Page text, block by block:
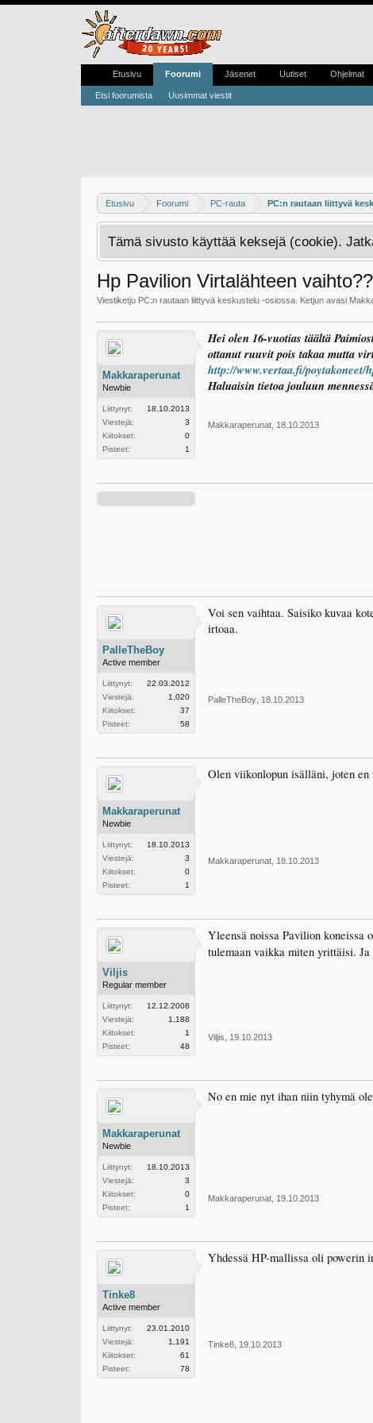
Etusivu Foorumi PC-rauta PC:n rautaan liittyvä
Tämä sivusto käyttää keksejä (cookie).
Hp Pavilion Virtalähteen vaihto??
Viestiketju PC:n rautaan liittyvä keskustelu -osiossa. Ketjun avasi
Makkaraperunat
Newbie
Liittynyt:
18.10.2013
Viestejä:
3
Kiitokset:
0
Pisteet:
1
Hei olen 16-vuotias täältä
ottanut ruuvit pois takaa mutta
http://www.vertaa.fi/poytakoneet/
Haluaisin tietoa jouluun
Makkaraperunat 18.10.2013
PalleTheBoy
Active member
Liittynyt:
22.03.2012
Viestejä:
1,020
Kiitokset:
37
Pisteet:
58
Voi sen vaihtaa. Saisiko kuvaa
irtoaa.
PalleTheBoy 18.10.2013
Makkaraperunat
Newbie
Liittynyt:
18.10.2013
Viestejä:
3
Kiitokset:
0
Pisteet:
1
Olen viikonlopun isälläni, joten
Makkaraperunat 18.10.2013
Viljis
Regular member
Liittynyt:
12.12.2008
Viestejä:
1,188
Kiitokset:
1
Pisteet:
48
Yleensä noissa Pavilion koneissa
tulemaan vaikka miten yrittäisi.
Viljis
19.10.2013
Makkaraperunat
Newbie
Liittynyt:
18.10.2013
Viestejä:
3
Kiitokset:
0
Pisteet:
1
No en mie nyt ihan niin tyhymä
Makkaraperunat 19.10.2013
Tinke8
Active member
Liittynyt:
23.01.2010
Viestejä:
1,191
Kiitokset:
61
Pisteet:
78
Yhdessä HP-mallissa oli powerin
Tinke8 19.10.2013
Etusivu Foorumi
Etsi foorumista Uusimmat viestit
Jäsenet Uutiset Ohjelmat